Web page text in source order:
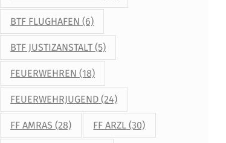
BTF FLUGHAFEN (6)
BTF JUSTIZANSTALT (5)
FEUERWEHREN (18)
FEUERWEHRJUGEND (24)
FF AMRAS (28) FF ARZL (30)